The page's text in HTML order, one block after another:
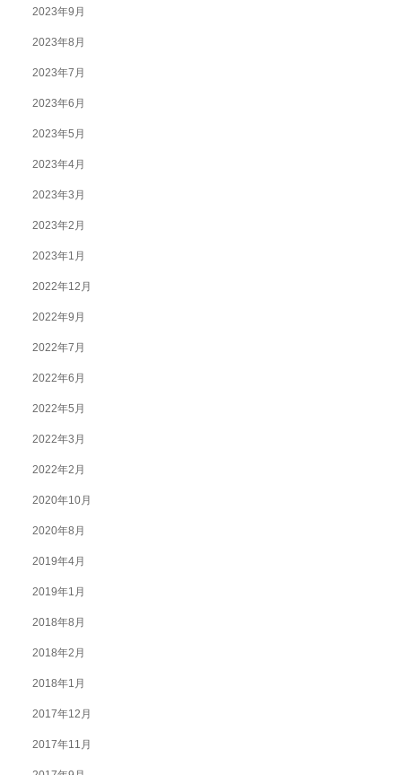
2023年9月
2023年8月
2023年7月
2023年6月
2023年5月
2023年4月
2023年3月
2023年2月
2023年1月
2022年12月
2022年9月
2022年7月
2022年6月
2022年5月
2022年3月
2022年2月
2020年10月
2020年8月
2019年4月
2019年1月
2018年8月
2018年2月
2018年1月
2017年12月
2017年11月